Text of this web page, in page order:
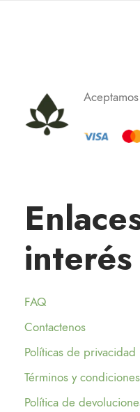
interés
FAQ
Contactenos
Políticas de privacidad
Términos y condiciones
Política de